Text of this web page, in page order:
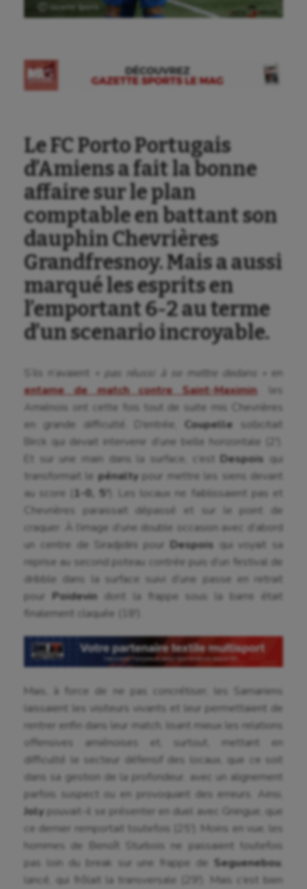
Le FC Porto Portugais
d’Amiens a fait la bonne
affaire sur le plan
comptable en battant son
dauphin Chevrières
Grandfresnoy. Mais a aussi
marqué les esprits en
l’emportant 6-2 au terme
d’un scenario incroyable.
S’ils n’avaient « pas réussi à se mettre dedans »
en
entame de match contre Saint-Maximin, les
Amiénois ont cette fois tout de suite mis Chevrières
en grande difficulté. D’entrée,Coupelle sollicitait
Birck qui devait intervenir d’une belle horizontale (2′).
Et sur une main dans la surface, c’est Despois qui
transformait le pénaltypour mettre les siens devant
au score (
1-0, 5′
). Les locaux ne faiblissaient pas et
Chevrières paraissait dépassé et sur le point de
craquer. À l’image d’une double occasion avec d’abord
un centre de Siradjidini pour Despois qui voyait sa
reprise au second poteau contrée puis d’un festival de
dribble dans la surface suivi d’une passe en retrait
pour Poidevindont la frappe sous la barre était
finalement claquée (18′).
Mais, à force de ne pas concrétiser, les Samariens
laissaient les visiteurs vivants et leur permettaient de
rentrer enfin dans leur match, lisant mieux les relations
offensives amiénoises et, surtout, mettant en
difficulté le secteur défensif des locaux, que ce soit
dans sa gestion de la profondeur, avec un alignement
parfois suspect ou en provoquant des erreurs. Ainsi,
Joly pouvait-il se présenter en duel avec Gningue, que
ce dernier remportait toutefois (25′). Moins en vue, les
hommes de Benoît Sturbois ne passaient toutefois
pas loin du break sur une frappe de Seguenebou
lancé, qui frôlait la transversale (29′). Mais c’est bien